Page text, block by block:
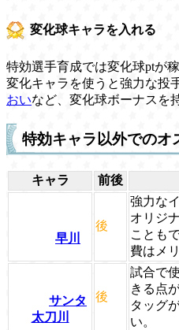
変化球キャラを入れる
特効選手育成では変化球ptが
変化キャラを使うと強力な投
おいなど、変化球ボーナスを
特効キャラ以外でのオ
キャラ 前後
早川
後
強力な
オリジ
ことも
費はメ
サンタ
太刀川
後
試合で
きる点
タッグ
い。